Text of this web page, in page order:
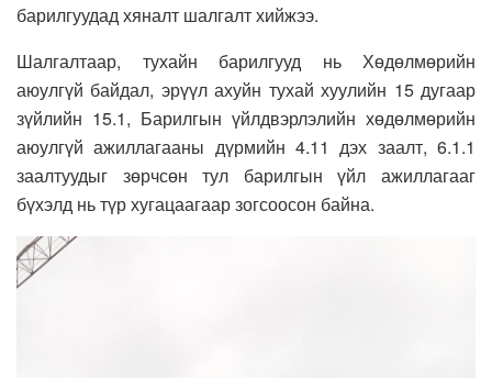
барилгуудад хяналт шалгалт хийжээ.
Шалгалтаар, тухайн барилгууд нь Хөдөлмөрийн
аюулгүй байдал, эрүүл ахуйн тухай хуулийн 15 дугаар
зүйлийн 15.1, Барилгын үйлдвэрлэлийн хөдөлмөрийн
аюулгүй ажиллагааны дүрмийн 4.11 дэх заалт, 6.1.1
заалтуудыг зөрчсөн тул барилгын үйл ажиллагааг
бүхэлд нь түр хугацаагаар зогсоосон байна.